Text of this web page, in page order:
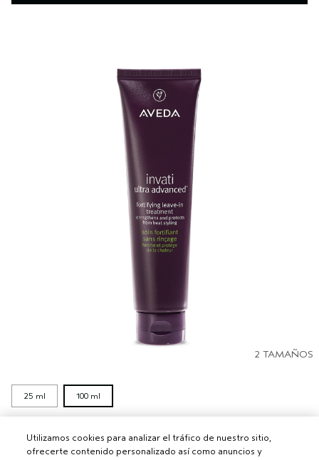
2 TAMAÑOS
25 ml 100 ml
FORTIFICANTE SIN ACLARADO
Utilizamos cookies para analizar el tráfico de nuestro sitio,
ofrecerte contenido personalizado así como anuncios y